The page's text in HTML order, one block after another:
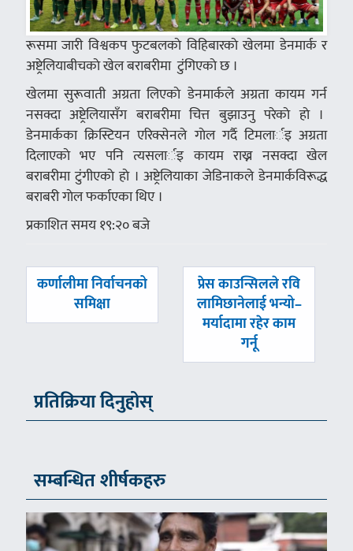
रूसमा जारी विश्वकप फुटबलकाे विहिबारकाे खेलमा डेनमार्क र
अष्ट्रेलियाबीचकाे खेल बराबरीमा टुंगिएकाे छ ।
खेलमा सुरूवाती अग्रता लिएकाे डेनमार्कले अग्रता कायम गर्न
नसक्दा अष्ट्रेलियासँग बराबरीमा चित्त बुझाउनु परेकाे हाे ।
डेनमार्कका क्रिस्टियन एरिक्सेनले गाेल गर्दै टिमलार्इ अग्रता
दिलाएकाे भए पनि त्यसलार्इ कायम राख्न नसक्दा खेल
बराबरीमा टुंगीएकाे हाे । अष्ट्रेलियाका जेडिनाकले डेनमार्कविरूद्ध
बराबरी गाेल फर्काएका थिए ।
प्रकाशित समय १९:२० बजे
पछिल्लाे
कर्णालीमा निर्वाचनको
समिक्षा
अघिल्लाे
-
प्रेस काउन्सिलले रवि
लामिछानेलाई भन्यो–
मर्यादामा रहेर काम
गर्नू
प्रतिक्रिया दिनुहोस्
सम्बन्धित शीर्षकहरु